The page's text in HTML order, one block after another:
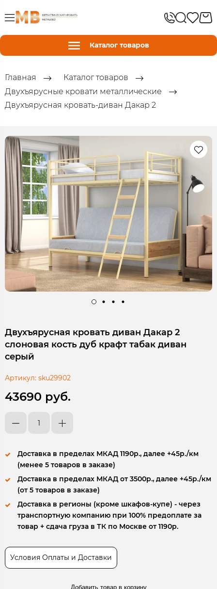
Каталог товаров
Главная
Каталог товаров
Двухъярусные кровати металлические
Двухъярусная кровать-диван Дакар 2
Двухъярусная кровать диван Дакар 2
слоновая кость дуб крафт табак диван
серый
Артикул: sku29902
43690 руб.
Доставка в пределах МКАД 1190р., далее +45р./км
(менее 5 товаров в заказе)
Доставка в пределах МКАД от 3500р., далее +45р./км
(от 5 товаров в заказе)
Доставка в регионы (кроме шкафов-купе) - через
транспортную компанию при 100% предоплате за
товар + сдача груза в ТК по Москве от 1190р.
Условия Оплаты и Доставки
Добавить товар в корзину